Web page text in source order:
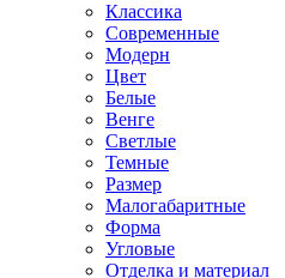
Классика
Современные
Модерн
Цвет
Белые
Венге
Светлые
Темные
Размер
Малогабаритные
Форма
Угловые
Отделка и материал